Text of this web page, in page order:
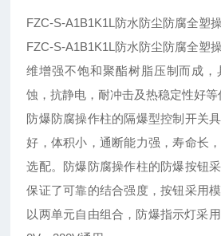
FZC-S-A1B1K1L防水防尘防腐全塑
FZC-S-A1B1K1L防水防尘防腐全塑
维增强不饱和聚酯树脂压制而成
蚀，抗静电，耐冲击及热稳定性好等
防爆防腐操作柱的隔爆型控制开关
好，体积小，通断能力强，寿命长
选配。防爆防腐操作柱的防爆按钮
保证了可靠的结合强度，按钮采用
以两单元自由组合，防爆指示灯采